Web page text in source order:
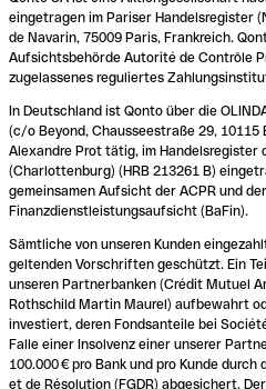
eingetragen im Pariser Handelsregister
de Navarin, 75009 Paris, Frankreich.
Aufsichtsbehörde Autorité de Contrôle
zugelassenes reguliertes
In Deutschland ist Qonto über die
(c/o Beyond, Chausseestraße 29,
Alexandre Prot tätig, im Handelsregister
(Charlottenburg) (HRB 213261 B)
gemeinsamen Aufsicht der ACPR und
Finanzdienstleistungsaufsicht (BaFin).
Sämtliche von unseren Kunden
geltenden Vorschriften geschützt. Ein
unseren Partnerbanken (Crédit Mutuel
Rothschild Martin Maurel) aufbewahrt
investiert, deren Fondsanteile bei
Falle einer Insolvenz einer unserer
100.000 € pro Bank und pro Kunde
et de Résolution (FGDR) abgesichert.